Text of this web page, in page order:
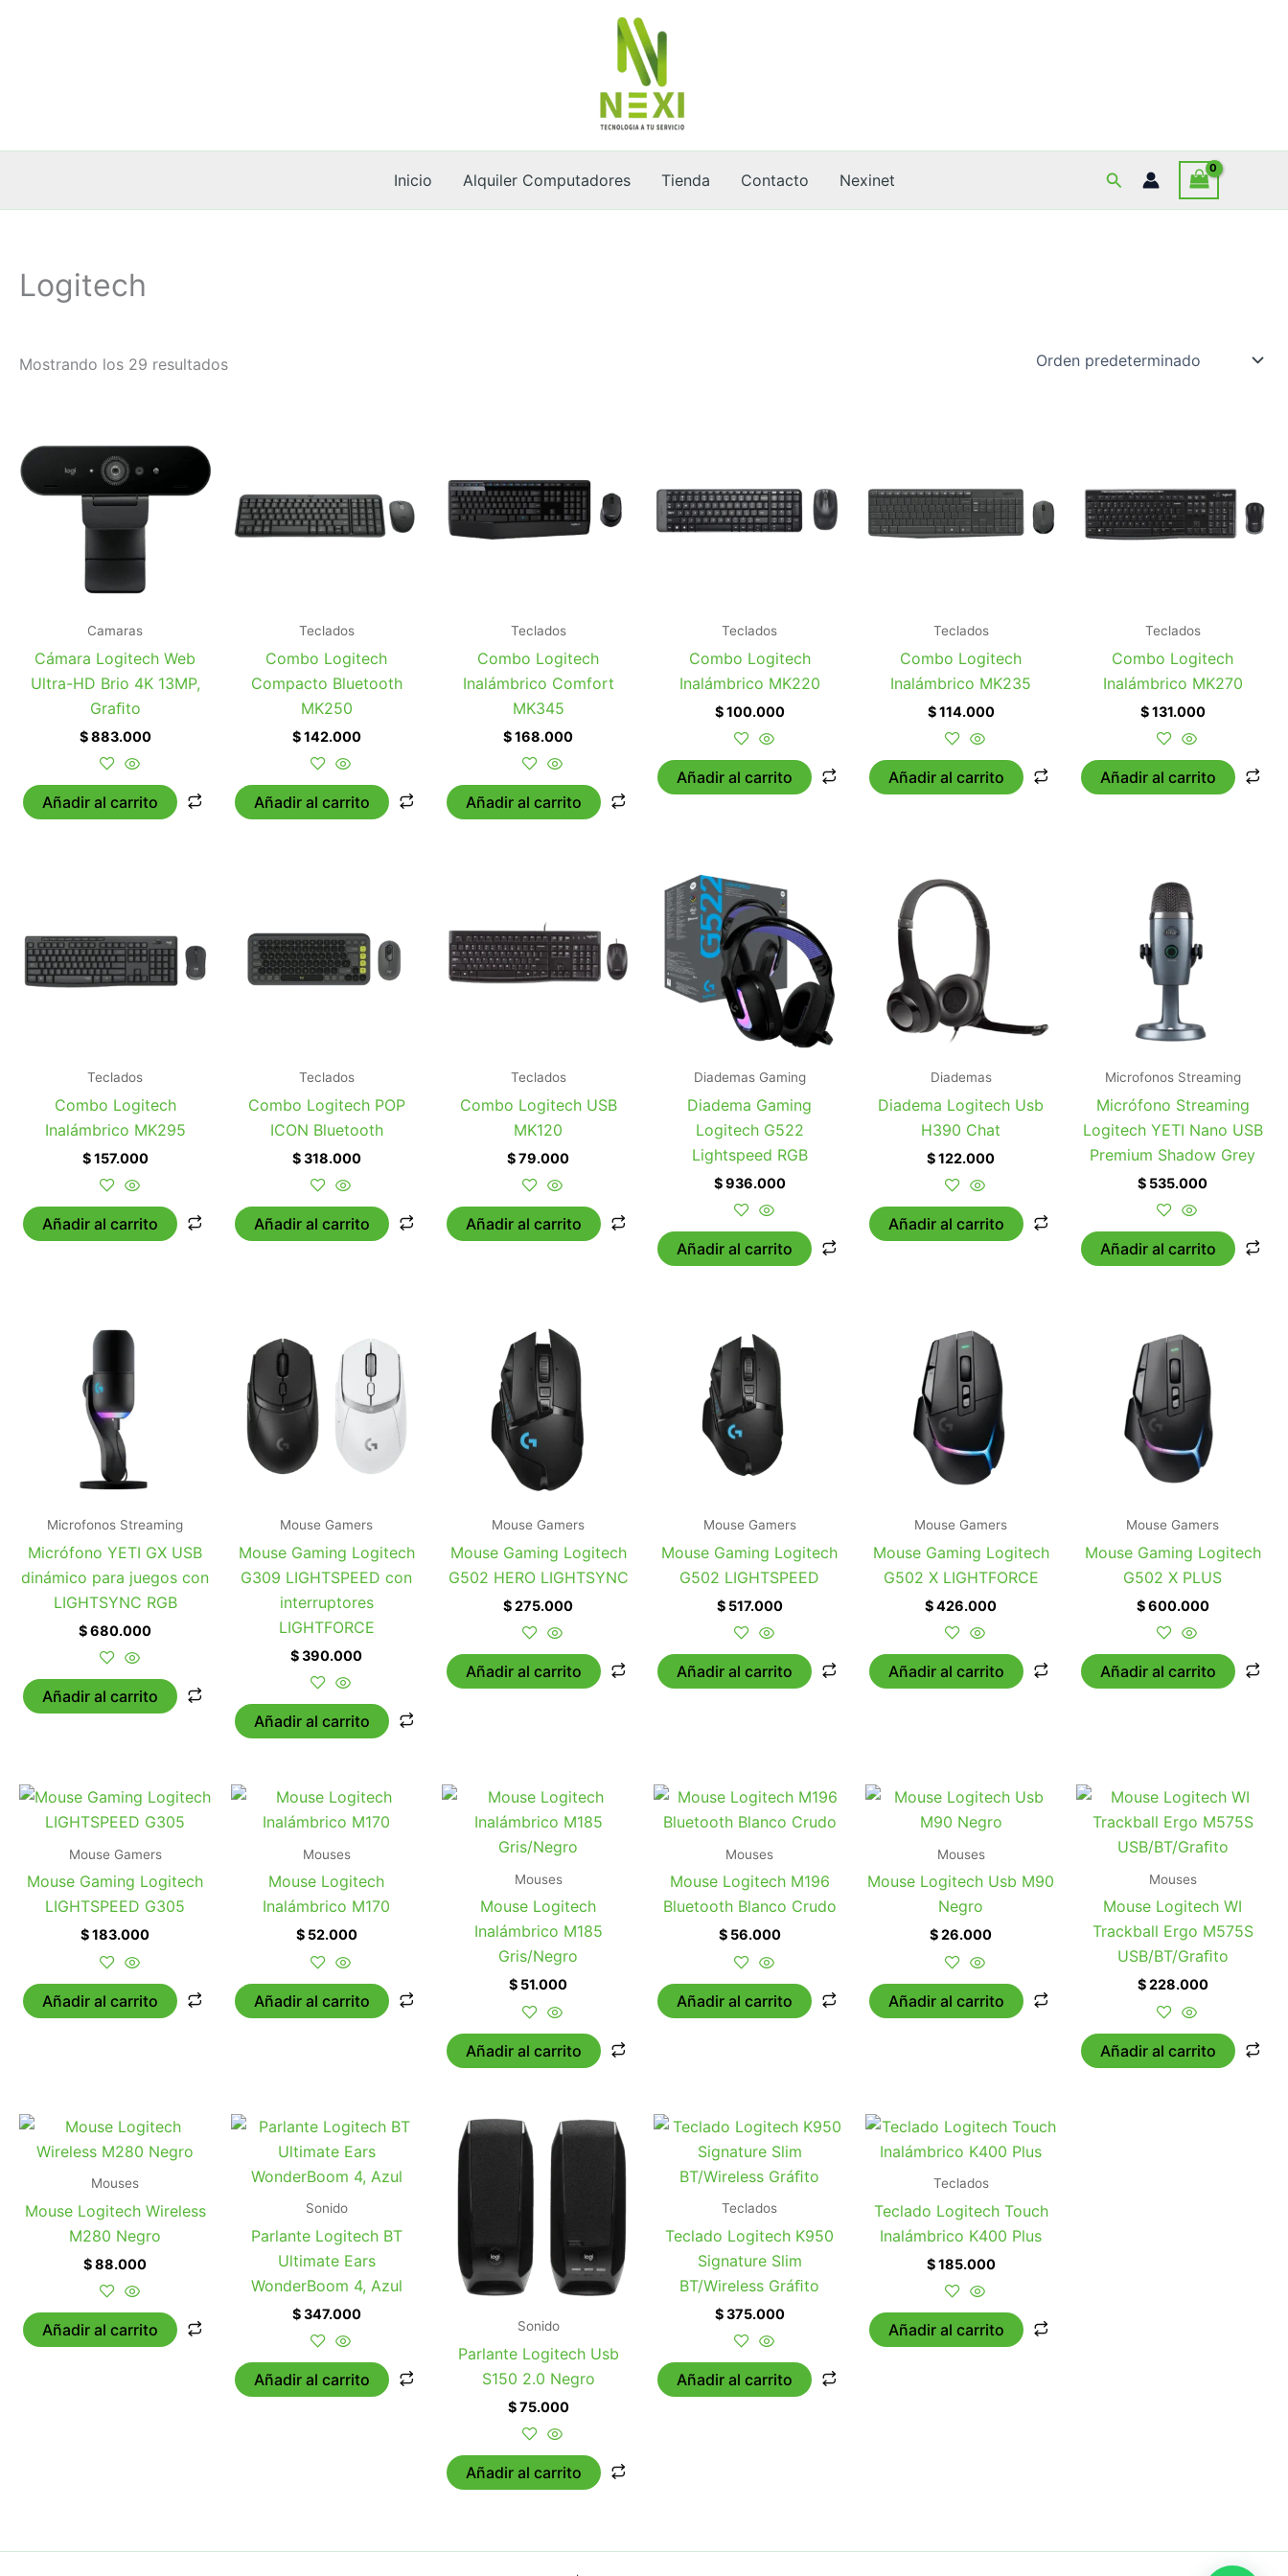
Inicio Alquiler Computadores Tienda Contacto Nexinet Buscar
Logitech
Mostrando los 29 resultados
Camaras
Cámara Logitech Web
Ultra-HD Brio 4K 13MP,
Graﬁto
$883.000
Añadir al carrito
Teclados
Combo Logitech
Compacto Bluetooth
MK250
$142.000
Añadir al carrito
Teclados
Combo Logitech
Inalámbrico Comfort
MK345
$168.000
Añadir al carrito
Teclados
Combo Logitech
Inalámbrico MK220
$100.000
Añadir al carrito
Teclados
Combo Logitech
Inalámbrico MK235
$114.000
Añadir al carrito
Teclados
Combo Logitech
Inalámbrico MK270
$131.000
Añadir al carrito
Teclados
Combo Logitech
Inalámbrico MK295
$157.000
Añadir al carrito
Teclados
Combo Logitech POP
ICON Bluetooth
$318.000
Añadir al carrito
Teclados
Combo Logitech USB
MK120
$79.000
Añadir al carrito
Diademas Gaming
Diadema Gaming
Logitech G522
Lightspeed RGB
$936.000
Añadir al carrito
Diademas
Diadema Logitech Usb
H390 Chat
$122.000
Añadir al carrito
Microfonos Streaming
Micrófono Streaming
Logitech YETI Nano USB
Premium Shadow Grey
$ 535.000
Añadir al carrito
Microfonos Streaming
Micrófono YETI GX USB
dinámico para juegos con
LIGHTSYNC RGB
$680.000
Añadir al carrito
Mouse Gamers
Mouse Gaming Logitech
G309 LIGHTSPEED con
interruptores
LIGHTFORCE
$390.000
Añadir al carrito
Mouse Gamers
Mouse Gaming Logitech
G502 HERO LIGHTSYNC
$275.000
Añadir al carrito
Mouse Gamers
Mouse Gaming Logitech
G502 LIGHTSPEED
$517.000
Añadir al carrito
Mouse Gamers
Mouse Gaming Logitech
G502 X LIGHTFORCE
$426.000
Añadir al carrito
Mouse Gamers
Mouse Gaming Logitech
G502 X PLUS
$600.000
Añadir al carrito
Mouse Gamers
Mouse Gaming Logitech
LIGHTSPEED G305
$183.000
Añadir al carrito
Mouses
Mouse Logitech
Inalámbrico M170
$52.000
Añadir al carrito
Mouses
Mouse Logitech
Inalámbrico M185
Gris/Negro
$ 51.000
Añadir al carrito
Mouses
Mouse Logitech M196
Bluetooth Blanco Crudo
$56.000
Añadir al carrito
Mouses
Mouse Logitech Usb M90
Negro
$26.000
Añadir al carrito
Mouses
Mouse Logitech WI
Trackball Ergo M575S
USB/BT/Graﬁto
$228.000
Añadir al carrito
Mouses
Mouse Logitech Wireless
M280 Negro
$88.000
Añadir al carrito
Sonido
Parlante Logitech BT
Ultimate Ears
WonderBoom 4, Azul
$347.000
Añadir al carrito
Sonido
Parlante Logitech Usb
S150 2.0 Negro
$75.000
Añadir al carrito
Teclados
Teclado Logitech K950
Signature Slim
BT/Wireless Gráﬁto
$375.000
Añadir al carrito
Teclados
Teclado Logitech Touch
Inalámbrico K400 Plus
$185.000
Añadir al carrito